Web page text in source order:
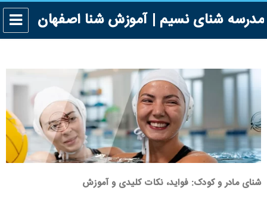
مدرسه شنای نسیم | آموزش شنا اصفهان
شنای مادر و کودک: فواید، نکات کلیدی و آموزش